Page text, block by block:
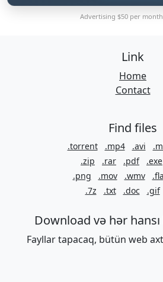
Advertising $50 per month
Link
Home
Contact
Find files
.torrent .mp4 .avi
.zip
.rar .pdf .exe
.png
.mov .wmv
.7z
.txt .doc .gif
Download və hər
Fayllar tapacaq, bütün web